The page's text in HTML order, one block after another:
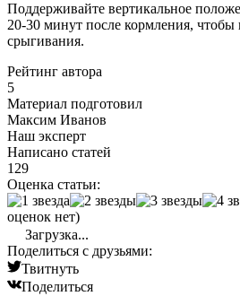
Поддерживайте вертикальное
20-30 минут после кормления, чтобы
срыгивания.
Рейтинг автора
5
Материал подготовил
Максим Иванов
Наш эксперт
Написано статей
129
Оценка статьи:
оценок нет)
Загрузка...
Поделиться с друзьями:
Твитнуть
Поделиться